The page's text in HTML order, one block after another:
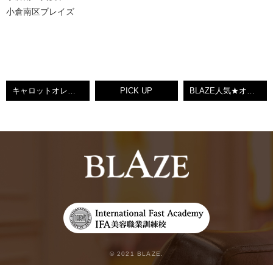
小倉南区ブレイズ
キャロットオレンジ★BLAZEりえ【北九州ノンダメージサロン®】 PICK UP BLAZE人気★オススメシャンプーNEWサイズ発売！★BLAZEりえ【北九州ノンダメージサロン®】
© 2021 BLAZE.